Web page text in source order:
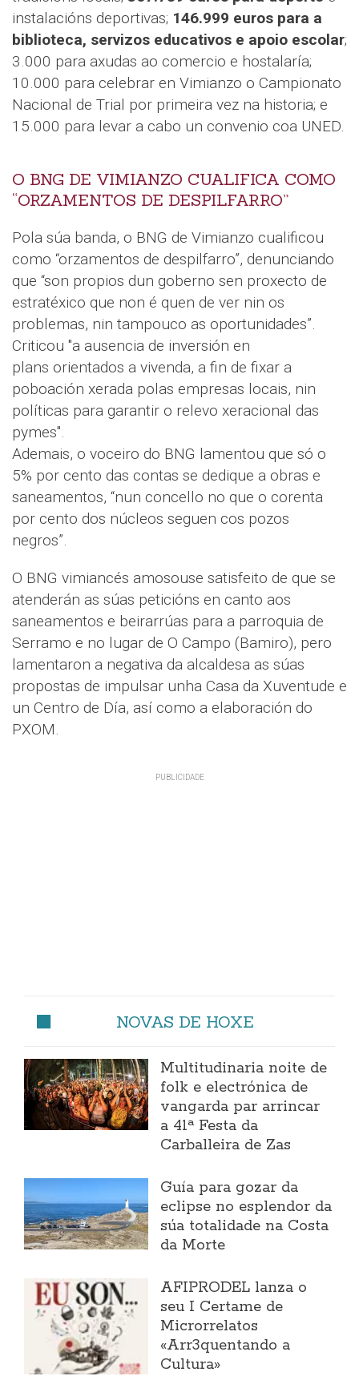
instalacións deportivas; 146.999 euros para a
biblioteca, servizos educativos e apoio escolar;
3.000 para axudas ao comercio e hostalaría;
10.000 para celebrar en Vimianzo o Campionato
Nacional de Trial por primeira vez na historia; e
15.000 para levar a cabo un convenio coa UNED.
O BNG DE VIMIANZO CUALIFICA COMO
“ORZAMENTOS DE DESPILFARRO”
Pola súa banda, o BNG de Vimianzo cualificou
como “orzamentos de despilfarro”, denunciando
que “son propios dun goberno sen proxecto de
estratéxico que non é quen de ver nin os
problemas, nin tampouco as oportunidades”.
Criticou "a ausencia de inversión en
plans orientados a vivenda, a fin de fixar a
poboación xerada polas empresas locais, nin
políticas para garantir o relevo xeracional das
pymes".
Ademais, o voceiro do BNG lamentou que só o
5% por cento das contas se dedique a obras e
saneamentos, “nun concello no que o corenta
por cento dos núcleos seguen cos pozos
negros”.
O BNG vimiancés amosouse satisfeito de que se
atenderán as súas peticións en canto aos
saneamentos e beirarrúas para a parroquia de
Serramo e no lugar de O Campo (Bamiro), pero
lamentaron a negativa da alcaldesa as súas
propostas de impulsar unha Casa da Xuventude e
un Centro de Día, así como a elaboración do
PXOM.
NOVAS DE HOXE
Multitudinaria noite de
folk e electrónica de
vangarda par arrincar
a 41ª Festa da
Carballeira de Zas
Guía para gozar da
eclipse no esplendor da
súa totalidade na Costa
da Morte
AFIPRODEL lanza o
seu I Certame de
Microrrelatos
«Arr3quentando a
Cultura»